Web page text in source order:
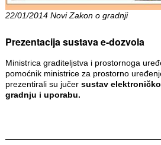
22/01/2014 Novi Zakon o gradnji
Prezentacija sustava e-dozvola
Ministrica graditeljstva i prostornoga
pomoćnik ministrice za prostorno
prezentirali su jučer sustav
gradnju i uporabu.